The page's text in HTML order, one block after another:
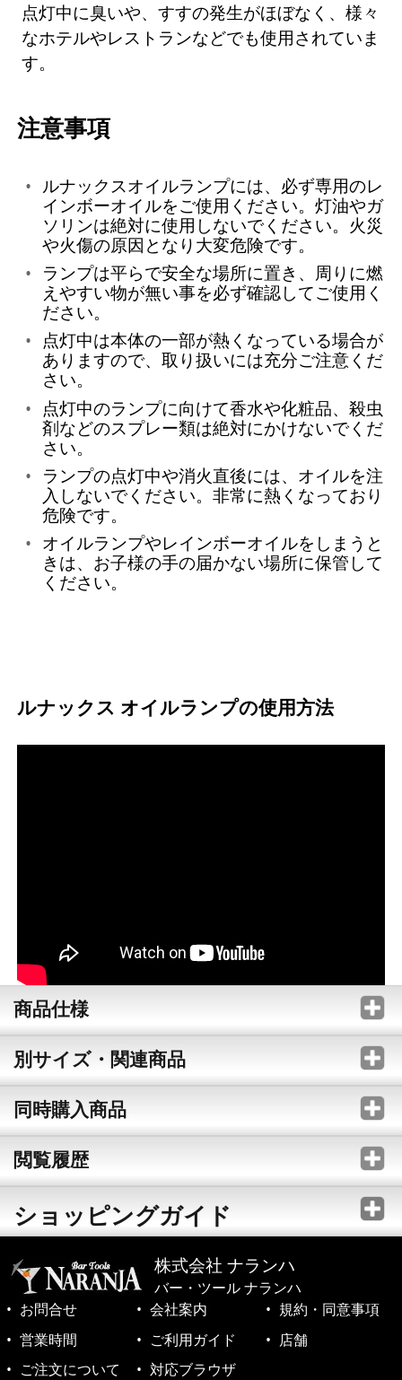
点灯中に臭いや、すすの発生がほぼなく、様々
なホテルやレストランなどでも使用されていま
す。
注意事項
ルナックスオイルランプには、必ず専用のレ
インボーオイルをご使用ください。灯油やガ
ソリンは絶対に使用しないでください。火災
や火傷の原因となり大変危険です。
ランプは平らで安全な場所に置き、周りに燃
えやすい物が無い事を必ず確認してご使用く
ださい。
点灯中は本体の一部が熱くなっている場合が
ありますので、取り扱いには充分ご注意くだ
さい。
点灯中のランプに向けて香水や化粧品、殺虫
剤などのスプレー類は絶対にかけないでくだ
さい。
ランプの点灯中や消火直後には、オイルを注
入しないでください。非常に熱くなっており
危険です。
オイルランプやレインボーオイルをしまうと
きは、お子様の手の届かない場所に保管して
ください。
ルナックス オイルランプの使用方法
商品仕様
別サイズ・関連商品
同時購入商品
閲覧履歴
ショッピングガイド
株式会社 ナランハ
バー・ツール ナランハ
お問合せ
会社案内
規約・同意事項
営業時間
ご利用ガイド
店舗
ご注文について
対応ブラウザ